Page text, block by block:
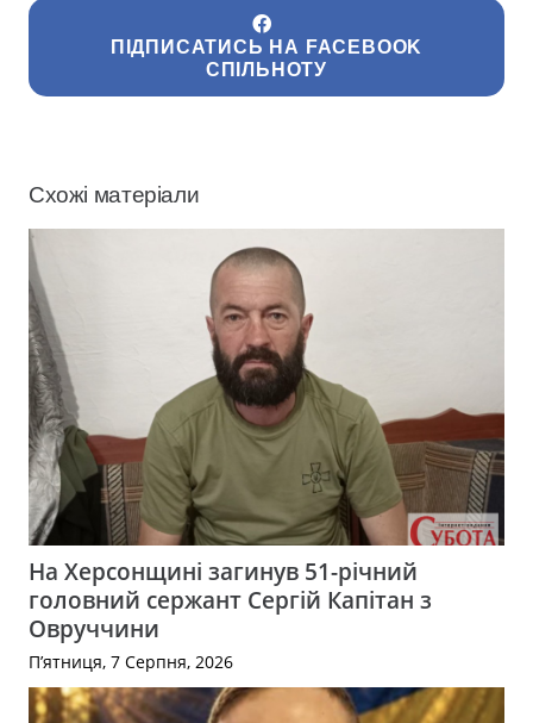
ПІДПИСАТИСЬ НА FACEBOOK
СПІЛЬНОТУ
Схожі матеріали
На Херсонщині загинув 51-річний
головний сержант Сергій Капітан з
Овруччини
П’ятниця, 7 Серпня, 2026